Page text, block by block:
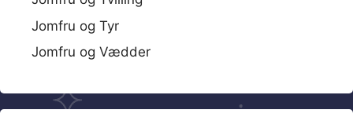
Jomfru og Tyr
Jomfru og Vædder